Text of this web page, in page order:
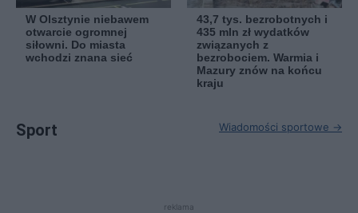
W Olsztynie niebawem
otwarcie ogromnej
siłowni. Do miasta
wchodzi znana sieć
43,7 tys. bezrobotnych i
435 mln zł wydatków
związanych z
bezrobociem. Warmia i
Mazury znów na końcu
kraju
Sport Wiadomości sportowe →
reklama